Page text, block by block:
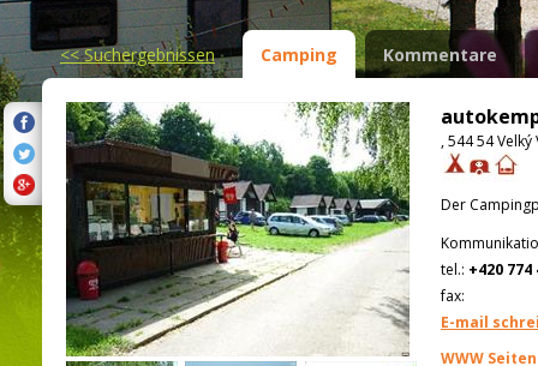
<<Suchergebnissen Camping Kommentare
, 544 54
Der
tel.: +420 774
fax:
E-mail
WWW Seiten